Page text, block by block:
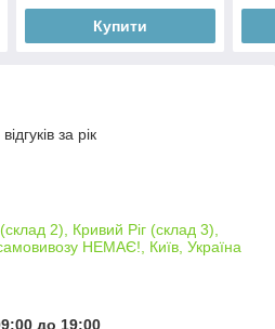
Купити
за рік
2), Кривий Ріг (склад 3),
НЕМАЄ!, Київ, Україна
до 19:00